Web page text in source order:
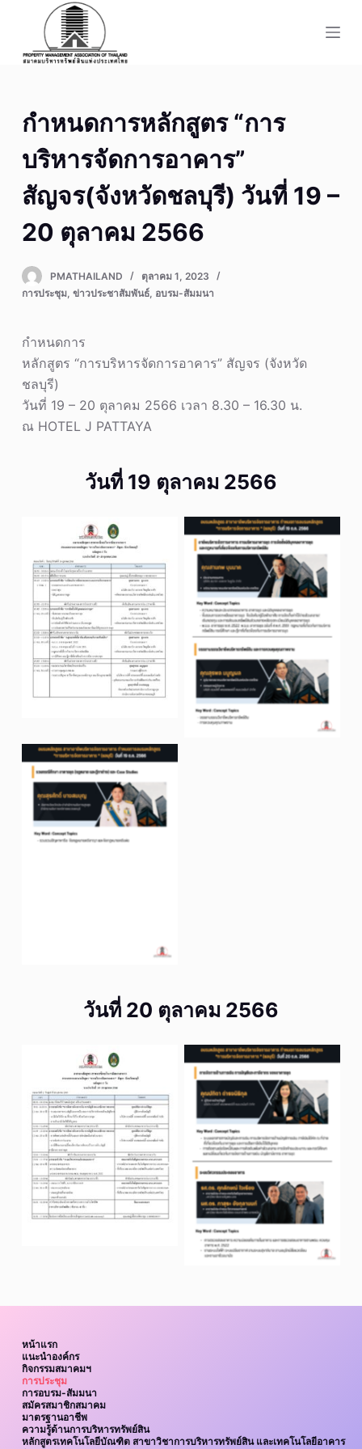
o
e
กำหนดการหลักสูตร “การ
บริหารจัดการอาคาร”
สัญจร(จังหวัดชลบุรี) วันที่ 19 –
20 ตุลาคม 2566
PMATHAILAND
ตุลาคม 1, 2023
การประชุม, ข่าวประชาสัมพันธ์, อบรม-สัมมนา
กำหนดการ
หลักสูตร “การบริหารจัดการอาคาร” สัญจร (จังหวัด
ชลบุรี)
วันที่ 19 – 20 ตุลาคม 2566 เวลา 8.30 – 16.30 น.
ณ HOTEL J PATTAYA
วันที่ 19 ตุลาคม 2566
No Caption
No Caption
วันที่ 20 ตุลาคม 2566
No Caption
No Caption
หน้าแรก
แนะนำองค์กร
กิจกรรมสมาคมฯ
การประชุม
การอบรม-สัมมนา
สมัครสมาชิกสมาคม
มาตรฐานอาชีพ
ความรู้ด้านการบริหารทรัพย์สิน
หลักสูตรเทคโนโลยีบัณฑิต สาขาวิชาการบริหารทรัพย์สิน และเทคโนโลยีอาคาร